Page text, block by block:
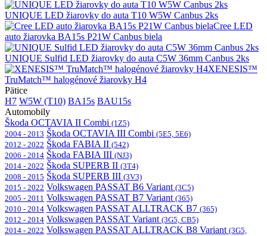
UNIQUE LED žiarovky do auta T10 W5W Canbus 2ks
Cree LED
auto žiarovka BA15s P21W Canbus biela
UNIQUE Sulfid LED žiarovky do auta C5W 36mm Canbus 2ks
XENESIS™
TruMatch™ halogénové žiarovky H4
Pätice
H7 W5W (T10) BA15s BAU15s
Automobily
Škoda OCTAVIA II Combi (1Z5)
2004 - 2013 Škoda OCTAVIA III Combi (5E5, 5E6)
2012 - 2022 Škoda FABIA II (542)
2006 - 2014 Škoda FABIA III (NJ3)
2014 - 2022 Škoda SUPERB II (3T4)
2008 - 2015 Škoda SUPERB III (3V3)
2015 - 2022 Volkswagen PASSAT B6 Variant (3C5)
2005 - 2011 Volkswagen PASSAT B7 Variant (365)
2010 - 2014 Volkswagen PASSAT ALLTRACK B7 (365)
2012 - 2014 Volkswagen PASSAT Variant (3G5, CB5)
2014 - 2022 Volkswagen PASSAT ALLTRACK B8 Variant (3G5,